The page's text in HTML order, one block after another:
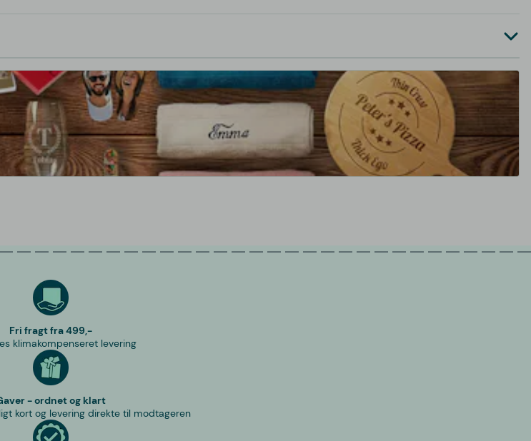
Fri fragt fra 499,-
klimakompenseret levering
- ordnet og klart
kort og levering direkte til modtageren